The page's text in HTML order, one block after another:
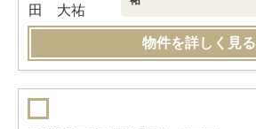
物件を詳しく見る